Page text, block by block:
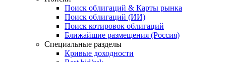
ежеквартальный аналитический журнал
Облигации
Поиски
Поиск облигаций & Карты рынка
Поиск облигаций (ИИ)